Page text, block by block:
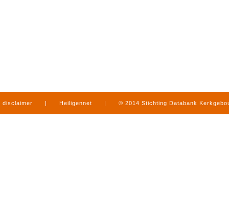
disclaimer | Heiligennet | © 2014 Stichting Databank